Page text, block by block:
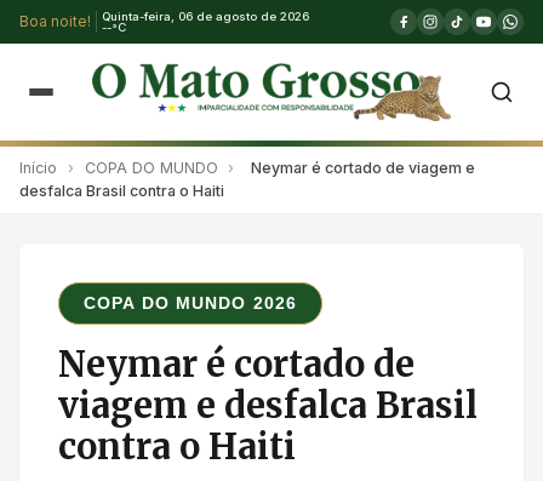
Boa noite!
Quinta-feira, 06 de agosto de 2026
--°C
Início › COPA DO MUNDO ›
Neymar é cortado de viagem e
desfalca Brasil contra o Haiti
COPA DO MUNDO 2026
Neymar é cortado de
viagem e desfalca Brasil
contra o Haiti